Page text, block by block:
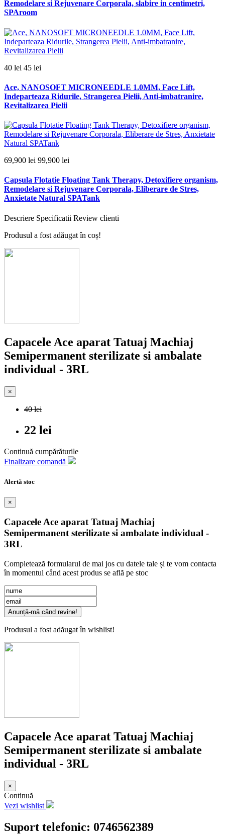
Remodelare si Rejuvenare Corporala, slabire in centimetri,
SPAroom
40 lei 45 lei
Ace, NANOSOFT MICRONEEDLE 1.0MM, Face Lift,
Indeparteaza Ridurile, Strangerea Pielii, Anti-imbatranire,
Revitalizarea Pielii
69,900 lei 99,900 lei
Capsula Flotatie Floating Tank Therapy, Detoxifiere organism,
Remodelare si Rejuvenare Corporala, Eliberare de Stres,
Anxietate Natural SPATank
Descriere Specificatii Review clienti
Produsul a fost adăugat în coș!
Capacele Ace aparat Tatuaj Machiaj
Semipermanent sterilizate si ambalate
individual - 3RL
×
40 lei
22 lei
Continuă cumpărăturile
Finalizare comandă
Alertă stoc
×
Capacele Ace aparat Tatuaj Machiaj
Semipermanent sterilizate si ambalate individual -
3RL
Completează formularul de mai jos cu datele tale și te vom contacta
în momentul când acest produs se află pe stoc
Anunță-mă când revine!
Produsul a fost adăugat în wishlist!
Capacele Ace aparat Tatuaj Machiaj
Semipermanent sterilizate si ambalate
individual - 3RL
×
Continuă
Vezi wishlist
Suport telefonic: 0746562389